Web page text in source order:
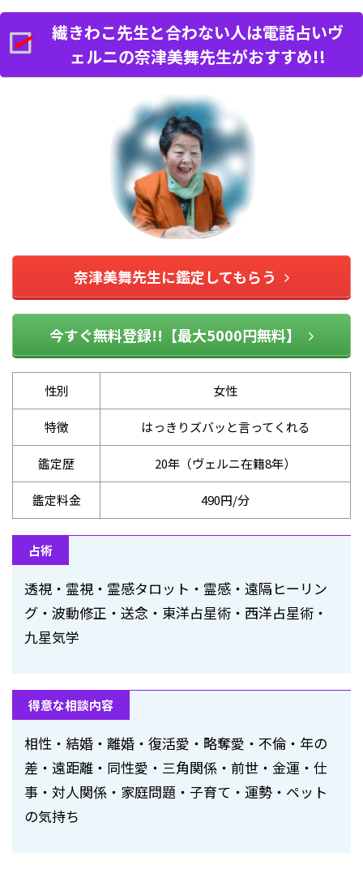
繊きわこ先生と合わない人は電話占いヴ
ェルニの奈津美舞先生がおすすめ!!
奈津美舞先生に鑑定してもらう
今すぐ無料登録!!【最大5000円無料】
性別 女性
特徴 はっきりズバッと言ってくれる
鑑定歴 20年（ヴェルニ在籍8年）
鑑定料金 490円/分
占術
透視・霊視・霊感タロット・霊感・遠隔ヒーリン
グ・波動修正・送念・東洋占星術・西洋占星術・
九星気学
得意な相談内容
相性・結婚・離婚・復活愛・略奪愛・不倫・年の
差・遠距離・同性愛・三角関係・前世・金運・仕
事・対人関係・家庭問題・子育て・運勢・ペット
の気持ち